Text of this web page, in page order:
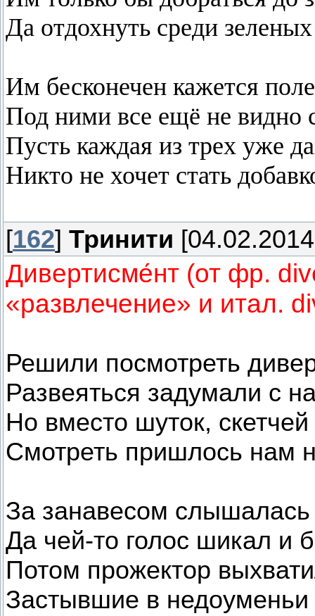
Да отдохнуть среди
Им бесконечен кажется
Под ними все ещё не видно
Пусть каждая из трех уже
Никто не хочет стать
[162] Тринити
Дивертисме́нт (от фр.
«развлечение» и итал.
Решили посмотреть
Развеяться задумали с
Но вместо шуток, скетчей
Смотреть пришлось нам
За занавесом слышалась
Да чей-то голос шикал и
Потом прожектор
Застывшие в